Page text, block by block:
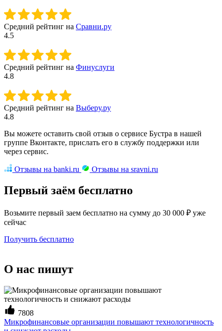
Средний рейтинг на Сравни.ру
4.5
Средний рейтинг на Финуслуги
4.8
Средний рейтинг на Выберу.ру
4.8
Вы можете оставить свой отзыв о сервисе Бустра в нашей
группе Вконтакте, прислать его в службу поддержки или
через сервис.
Отзывы на banki.ru Отзывы на sravni.ru
Первый заём бесплатно
Возьмите первый заем бесплатно на сумму до 30 000 ₽ уже
сейчас
Получить бесплатно
О нас пишут
7808
Микрофинансовые организации повышают технологичность